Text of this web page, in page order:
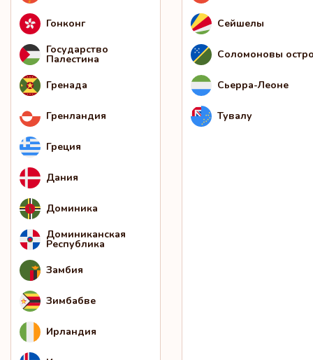
Гонконг
Государство
Палестина
Гренада
Гренландия
Греция
Дания
Доминика
Доминиканская
Республика
Замбия
Зимбабве
Ирландия
Сейшелы
Соломоновы
Сьерра-Леоне
Тувалу